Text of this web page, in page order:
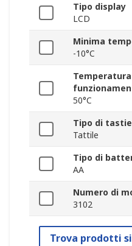
Tipo display
LCD
Minima
-10°C
50°C
Tipo di
Tattile
Tipo di
AA
Numero di
3102
Trova prodotti